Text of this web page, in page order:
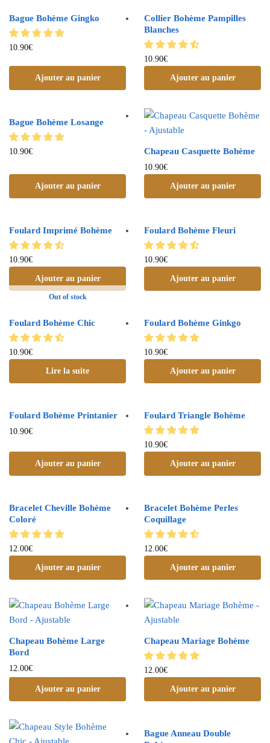
Bague Bohème Gingko
10.90€
Ajouter au panier
Collier Bohème Pampilles
Blanches
10.90€
Ajouter au panier
Bague Bohème Losange
10.90€
Ajouter au panier
Chapeau Casquette Bohème
10.90€
Ajouter au panier
Foulard Imprimé Bohème
10.90€
Ajouter au panier
Foulard Bohème Fleuri
10.90€
Ajouter au panier
Out of stock
Foulard Bohème Chic
10.90€
Lire la suite
Foulard Bohème Ginkgo
10.90€
Ajouter au panier
Foulard Bohème Printanier
10.90€
Ajouter au panier
Foulard Triangle Bohème
10.90€
Ajouter au panier
Bracelet Cheville Bohème
Coloré
12.00€
Ajouter au panier
Bracelet Bohème Perles
Coquillage
12.00€
Ajouter au panier
Chapeau Bohème Large
Bord
12.00€
Ajouter au panier
Chapeau Mariage Bohème
12.00€
Ajouter au panier
Bague Anneau Double